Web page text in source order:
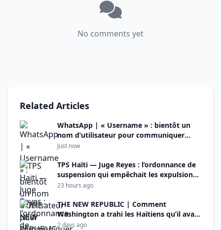
No comments yet
Related Articles
WhatsApp | « Username » : bientôt un
nom d’utilisateur pour communiquer
sans dévoiler son numéro de téléphone
Just now
TPS Haïti — Juge Reyes : l’ordonnance de
suspension qui empêchait les expulsions
« n’est plus en vigueur »
23 hours ago
THE NEW REPUBLIC | Comment
Washington a trahi les Haïtiens qu’il avait
promis de protéger
2 days ago